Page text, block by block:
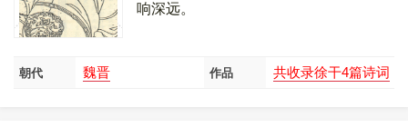
响深远。
朝代 魏晋 作品 共收录徐干4篇诗词